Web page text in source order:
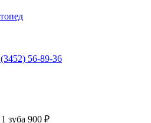
56-89-36
зуба 900 ₽